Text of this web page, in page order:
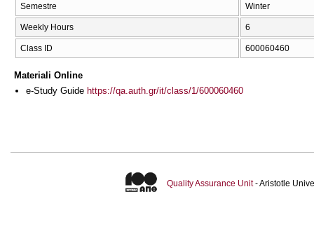
Semestre Winter
Weekly Hours 6
Class ID 600060460
Materiali Online
e-Study Guide https://qa.auth.gr/it/class/1/600060460
Quality Assurance Unit- Aristotle